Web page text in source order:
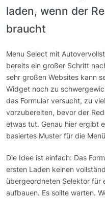
laden, wenn der
braucht
Menu Select mit
bereits ein großer Schritt
sehr großen Websites kann
Widget noch zu
das Formular versucht, zu
vorzubereiten, bevor der
etwas tut. Genau hier ergibt
basiertes Muster für die
Die Idee ist einfach: Das
ersten Laden keinen
übergeordneten Selektor für
aufbauen. Es sollte warten.